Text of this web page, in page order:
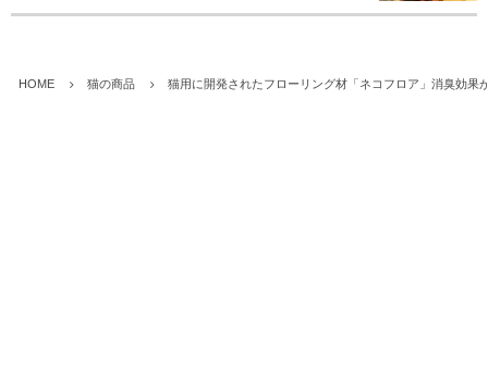
HOME 猫の商品 猫用に開発されたフローリング材「ネコフロア」消臭効果